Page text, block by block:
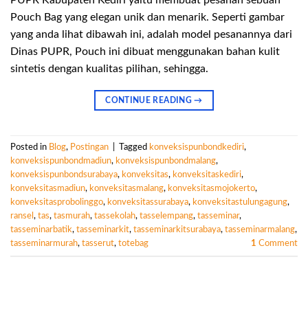
Pouch Bag yang elegan unik dan menarik. Seperti gambar
yang anda lihat dibawah ini, adalah model pesanannya dari
Dinas PUPR, Pouch ini dibuat menggunakan bahan kulit
sintetis dengan kualitas pilihan, sehingga.
CONTINUE READING→
Posted in Blog, Postingan Tagged konveksispunbondkediri,
konveksispunbondmadiun, konveksispunbondmalang,
konveksispunbondsurabaya, konveksitas, konveksitaskediri,
konveksitasmadiun, konveksitasmalang, konveksitasmojokerto,
konveksitasprobolinggo, konveksitassurabaya, konveksitastulungagung,
ransel , tas, tasmurah, tassekolah, tasselempang, tasseminar,
tasseminarbatik, tasseminarkit, tasseminarkitsurabaya, tasseminarmalang,
tasseminarmurah, tasserut, totebag 1 Comment